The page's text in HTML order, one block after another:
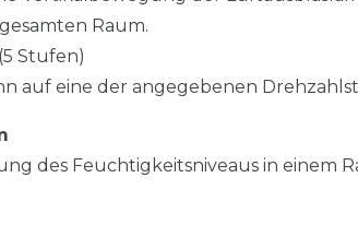
Raum.
Stufen)
auf eine der angegebenen
des Feuchtigkeitsniveaus in einem